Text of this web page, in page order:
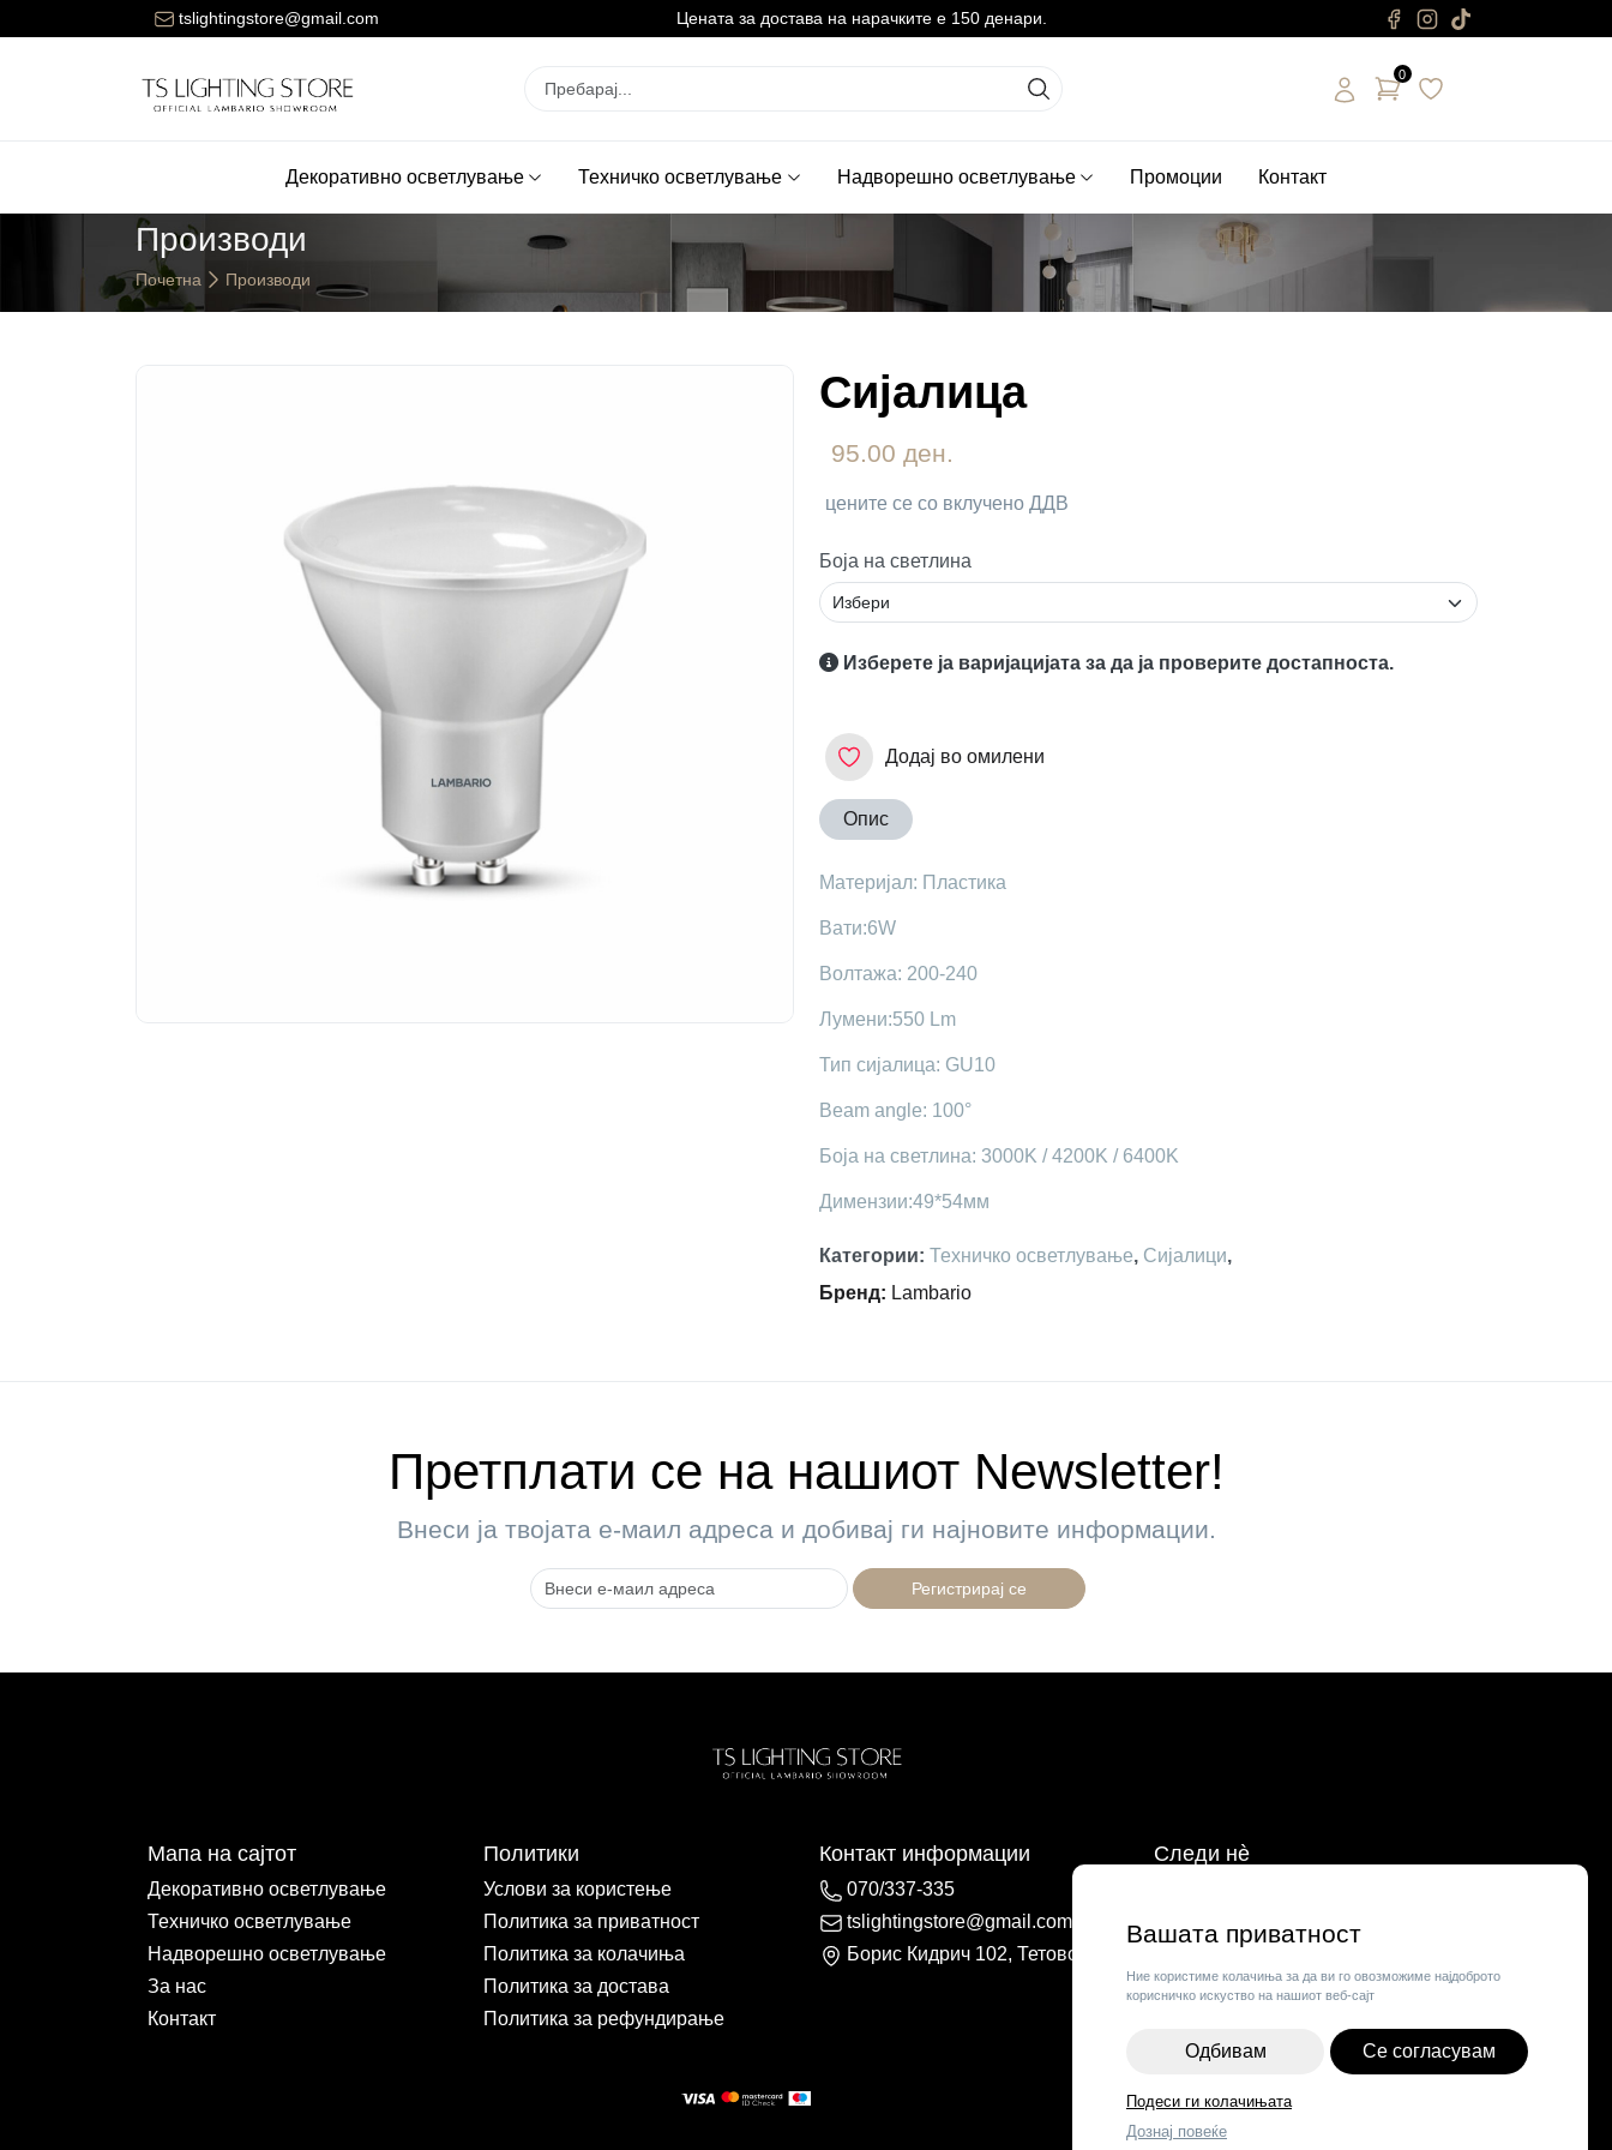
Вашата приватност
Ние користиме колачиња за да ви го овозможиме најдоброто
корисничко искуство на нашиот веб-сајт
Одбивам Се согласувам
Подеси ги колачињата
Дознај повеќе
tslightingstore@gmail.com
Цената за достава на нарачките е 150 денари. Цената за достава на нарачките е 150 денари.
0
Декоративно осветлување Техничко осветлување Надворешно осветлување Промоции Контакт
Производи
Почетна Производи
Сијалица
95.00 ден.
цените се со вклучено ДДВ
Боја на светлина
Изберете ја варијацијата за да ја проверите достапноста.
Додај во омилени
Опис
Maтеријал: Пластика
Вати:6W
Волтажа: 200-240
Лумени:550 Lm
Тип сијалица: GU10
Beam angle: 100°
Боја на светлина: 3000K / 4200K / 6400K
Димензии:49*54мм
Категории: Техничко осветлување, Сијалици,
Бренд: Lambario
Претплати се на нашиот Newsletter!
Внеси ја твојата е-маил адреса и добивај ги најновите информации.
Регистрирај се
Мапа на сајтот
Декоративно осветлување
Техничко осветлување
Надворешно осветлување
За нас
Контакт
Политики
Услови за користење
Политика за приватност
Политика за колачиња
Политика за достава
Политика за рефундирање
Контакт информации
070/337-335
tslightingstore@gmail.com
Борис Кидрич 102, Тетово
Следи нè
Tik Tok